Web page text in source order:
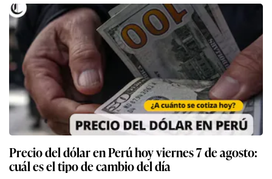
Precio del dólar en Perú hoy viernes 7 de agosto:
cuál es el tipo de cambio del día